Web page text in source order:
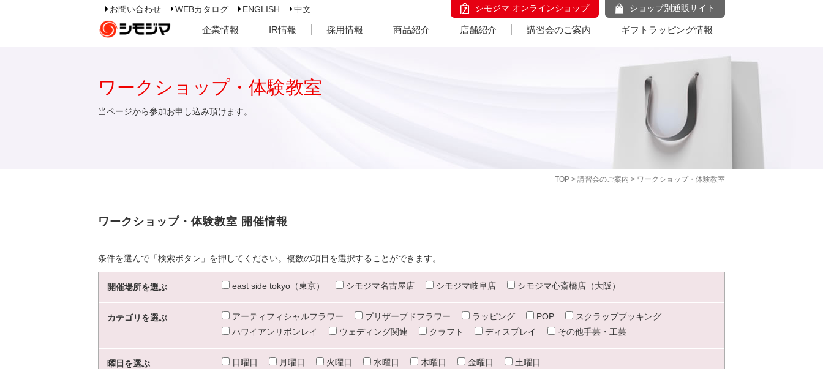
お問い合わせ WEBカタログ ENGLISH 中文 シモジマ オンラインショップ ショップ別通販サイト
企業情報 IR情報 採用情報 商品紹介 店舗紹介 講習会のご案内 ギフトラッピング情報
TOP > 講習会のご案内 > ワークショップ・体験教室
ワークショップ・体験教室
当ページから参加お申し込み頂けます。
ワークショップ・体験教室 開催情報
条件を選んで「検索ボタン」を押してください。複数の項目を選択することができます。
開催場所を選ぶ east side tokyo（東京） シモジマ名古屋店 シモジマ岐阜店 シモジマ心斎橋店（大阪）
カテゴリを選ぶ アーティフィシャルフラワー プリザーブドフラワー ラッピング POP
スクラップブッキング
ハワイアンリボンレイ
ウェディング関連 クラフト ディスプレイ その他手芸・工芸
曜日を選ぶ 日曜日 月曜日 火曜日 水曜日 木曜日 金曜日 土曜日